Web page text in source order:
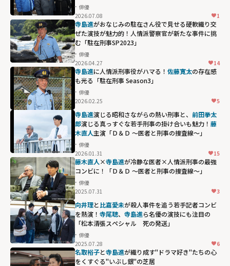
俳優
2026.07.08
1
寺島進がおなじみの駐在さん役で見せる硬軟織り交
ぜた演技が魅力的！人情派警察官が新たな事件に挑
む「駐在刑事SP2023」
俳優
2026.04.27
14
寺島進に人情派刑事役がハマる！ 佐藤寛太の存在感
も光る「駐在刑事 Season3」
俳優
2026.02.25
5
寺島進演じる昭和さながらの熱い刑事と、 前田拳太
郎演じる真っすぐな若手刑事の掛け合いも魅力！ 藤
木直人主演「Ｄ＆Ｄ ～医者と刑事の捜査線～」
俳優
2026.01.31
15
藤木直人×寺島進が冷静な医者×人情派刑事の最強
コンビに！「Ｄ＆Ｄ ～医者と刑事の捜査線～」
俳優
2025.07.31
3
向井理と 比嘉愛未が殺人事件を追う若手記者コンビ
を熱演！ 寺尾聰、 寺島進ら名優の演技にも注目の
「松本清張スペシャル 死の発送」
俳優
2025.07.28
6
名取裕子と寺島進が織り成す"ドラマ好き"たちの心
をくすぐる"いぶし銀"の芝居